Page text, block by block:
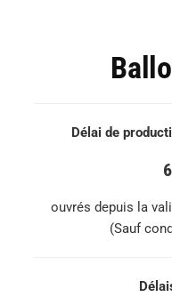
Délai de
ouvrés depuis la
(Sauf